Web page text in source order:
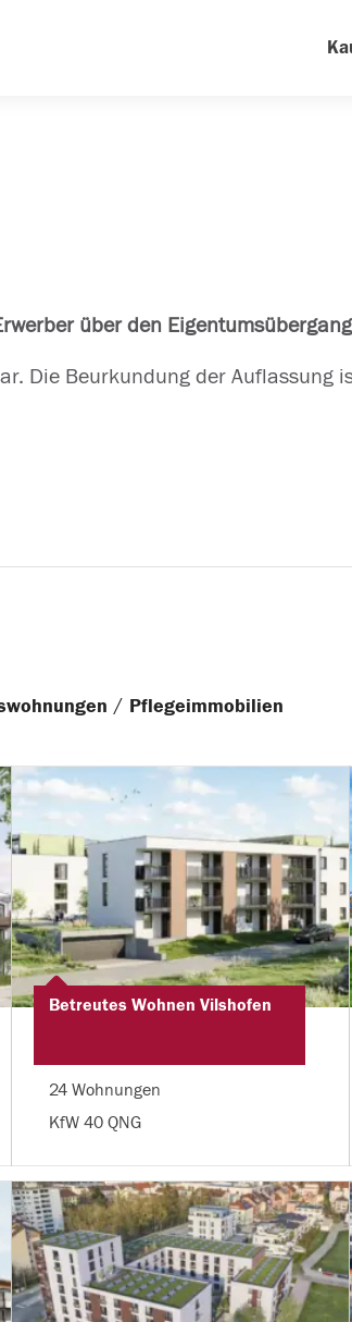
über den
Die Beurkundung der
/ Pflegeimmobilien
Betreutes Wohnen Vilshofen
24 Wohnungen
KfW 40 QNG